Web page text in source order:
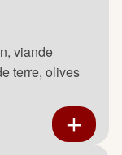
viande
terre, olives